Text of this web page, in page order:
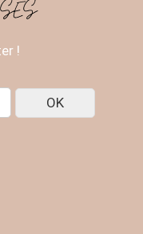
!
OK